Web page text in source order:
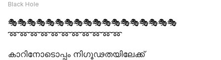
Black Hole
🎭🎭🎭🎭🎭🎭🎭🎭🎭🎭🎭🎭🎭🎭🎭🎭🎭🎭
➿➿➿➿➿➿➿➿➿➿➿
കാറിനോടൊപ്പം നിഗൂഢതയിലേക്ക്